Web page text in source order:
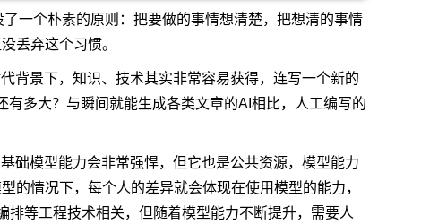
一个朴素的原则：把要做的事情想清楚，把想清的事情
丢弃这个习惯。
背景下，知识、技术其实非常容易获得，连写一个新的
多大？与瞬间就能生成各类文章的AI相比，人工编写的
础模型能力会非常强悍，但它也是公共资源，模型能力
的情况下，每个人的差异就会体现在使用模型的能力，
等工程技术相关，但随着模型能力不断提升，需要人